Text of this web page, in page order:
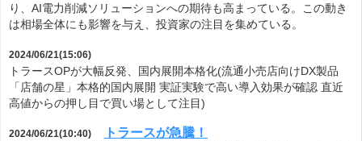
り、AI電力削減ソリューションへの期待も高まっている。この動き
は相場全体にも影響を与え、投資家の注目を集めている。
2024/06/21(15:06)
トラースOPが大幅反発、国内展開本格化(流通小売店向けDX製品
「店舗の星」本格的国内展開 実証実験で高い導入効果が確認 直近
高値からの押し目で買い場として注目)
2024/06/21(10:40) トラースが急騰！